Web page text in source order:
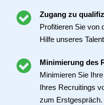
Zugang zu
Profitieren Sie von
Hilfe unseres
Minimierung des
Minimieren Sie
Ihres Recruitings
zum Erstgespräch.